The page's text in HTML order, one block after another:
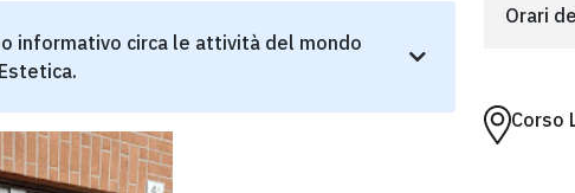
informativo circa le attività del mondo
Orari
Corso